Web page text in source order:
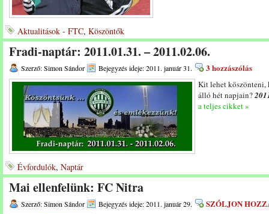
Aktualitások - FTC, Köszöntők
Fradi-naptár: 2011.01.31. – 2011.02.06.
Szerző: Simon Sándor Bejegyzés ideje: 2011. január 31. 3 hozzászólás
Kit lehet köszönteni,
álló hét napjain?
a teljes cikket »
Évfordulók, Naptár
Mai ellenfelünk: FC Nitra
Szerző: Simon Sándor Bejegyzés ideje: 2011. január 29. SZÓLJON